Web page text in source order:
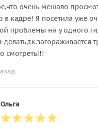
очень мешало
в кадре! Я посетила уже
проблемы ни у одного
делать,т.к.загораживается
смотреть!!!
Ольга